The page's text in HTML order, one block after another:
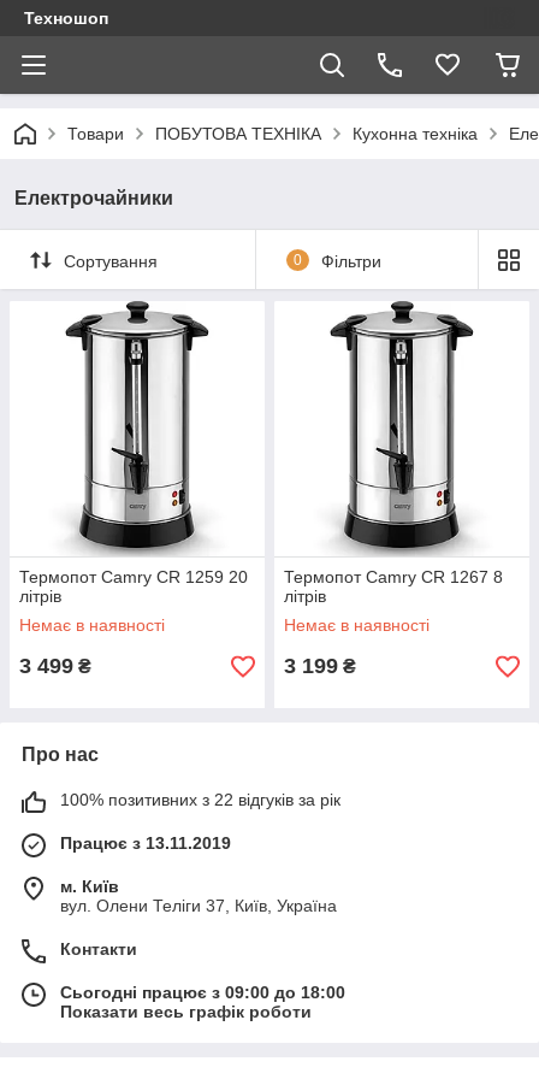
Техношоп
Товари ПОБУТОВА ТЕХНІКА Кухонна техніка
Електрочайники
Сортування 0 Фільтри
Термопот Camry CR 1259 20
літрів
Немає в наявності
3 499 ₴
Термопот Camry CR 1267 8
літрів
Немає в наявності
3 199 ₴
Про нас
100% позитивних з 22 відгуків за рік
Працює з 13.11.2019
м. Київ
вул. Олени Теліги 37, Київ, Україна
Контакти
Сьогодні працює з 09:00 до 18:00
Показати весь графік роботи